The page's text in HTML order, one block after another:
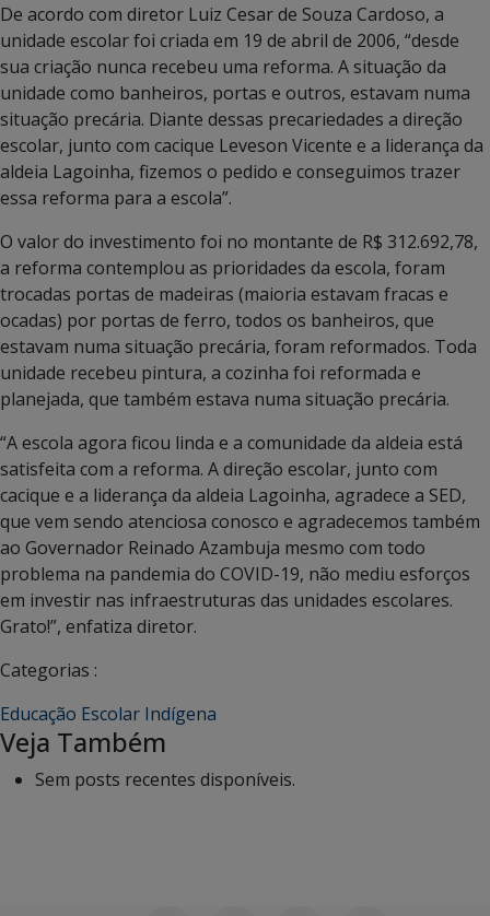
De acordo com diretor Luiz Cesar de Souza Cardoso, a
unidade escolar foi criada em 19 de abril de 2006, “desde
sua criação nunca recebeu uma reforma. A situação da
unidade como banheiros, portas e outros, estavam numa
situação precária. Diante dessas precariedades a direção
escolar, junto com cacique Leveson Vicente e a liderança da
aldeia Lagoinha, fizemos o pedido e conseguimos trazer
essa reforma para a escola”.
O valor do investimento foi no montante de R$ 312.692,78,
a reforma contemplou as prioridades da escola, foram
trocadas portas de madeiras (maioria estavam fracas e
ocadas) por portas de ferro, todos os banheiros, que
estavam numa situação precária, foram reformados. Toda
unidade recebeu pintura, a cozinha foi reformada e
planejada, que também estava numa situação precária.
“A escola agora ficou linda e a comunidade da aldeia está
satisfeita com a reforma. A direção escolar, junto com
cacique e a liderança da aldeia Lagoinha, agradece a SED,
que vem sendo atenciosa conosco e agradecemos também
ao Governador Reinado Azambuja mesmo com todo
problema na pandemia do COVID-19, não mediu esforços
em investir nas infraestruturas das unidades escolares.
Grato!”, enfatiza diretor.
Categorias :
Educação Escolar Indígena
Veja Também
Sem posts recentes disponíveis.